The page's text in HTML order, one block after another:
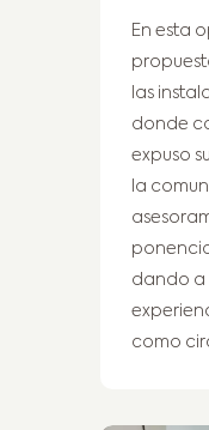
En esta
las
donde
expuso
la
dando a
como